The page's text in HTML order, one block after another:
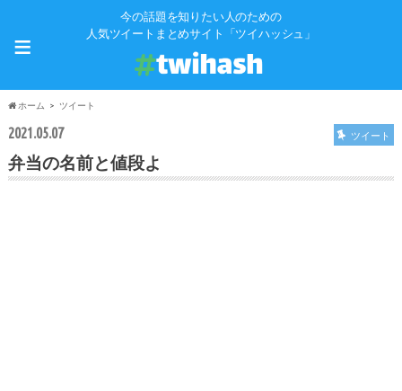
今の話題を知りたい人のための
人気ツイートまとめサイト「ツイハッシュ」
≡
ホーム ツイート
2021.05.07 ツイート
弁当の名前と値段よ